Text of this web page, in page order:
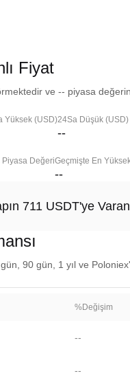
Fiyat
ve -- piyasa
Yüksek (USD)24Sa Düşük (USD)
--
DeğeriGeçmişte En
--
711 USDT'ye
90 gün, 1 yıl ve
%Değişim
--
--